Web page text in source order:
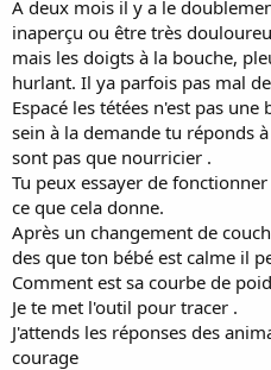
merci pour les tagues
A deux mois il y a le
inaperçu ou être très
mais les doigts à la bouche,
hurlant. Il ya parfois pas mal
Espacé les tétées n'est pas
sein à la demande tu réponds
sont pas que nourricier .
Tu peux essayer de
ce que cela donne.
Après un changement de
des que ton bébé est calme il
Comment est sa courbe de
Je te met l'outil pour tracer .
J'attends les réponses des
courage